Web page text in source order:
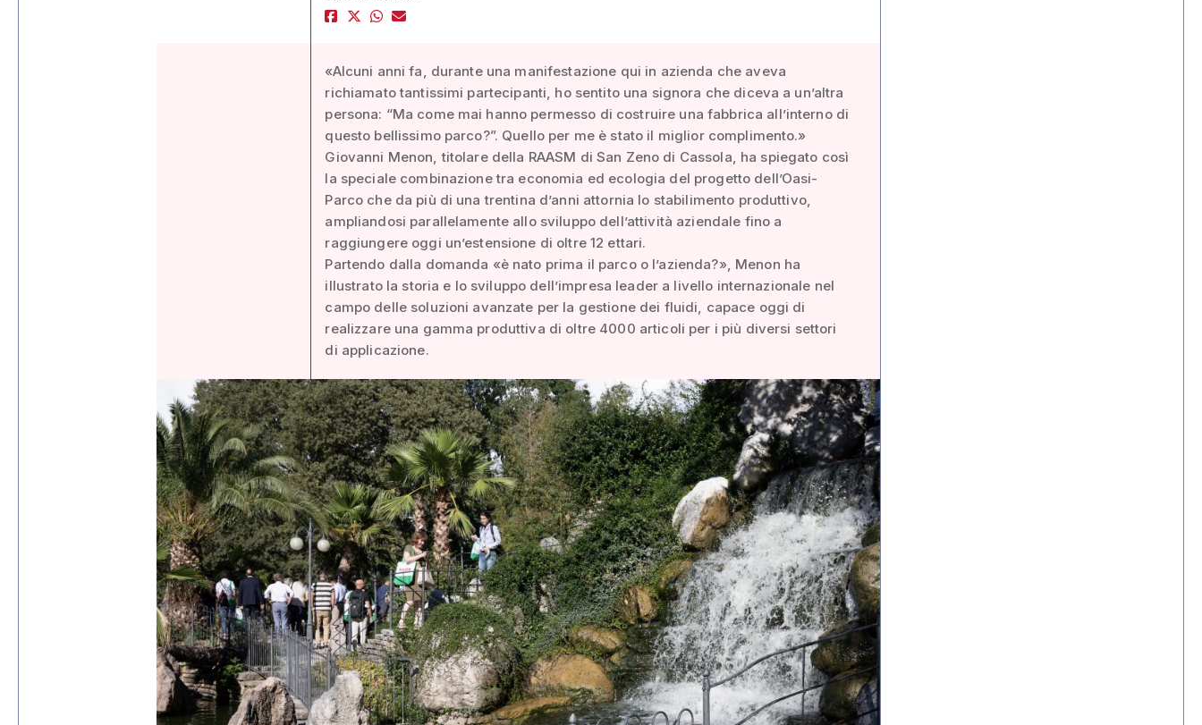
«Alcuni anni fa, durante una manifestazione qui in azienda che aveva
richiamato tantissimi partecipanti, ho sentito una signora che diceva a un’altra
persona: “Ma come mai hanno permesso di costruire una fabbrica all’interno di
questo bellissimo parco?”. Quello per me è stato il miglior complimento.»
Giovanni Menon, titolare della RAASM di San Zeno di Cassola, ha spiegato così
la speciale combinazione tra economia ed ecologia del progetto dell’Oasi-
Parco che da più di una trentina d’anni attornia lo stabilimento produttivo,
ampliandosi parallelamente allo sviluppo dell’attività aziendale fino a
raggiungere oggi un’estensione di oltre 12 ettari.
Partendo dalla domanda «è nato prima il parco o l’azienda?», Menon ha
illustrato la storia e lo sviluppo dell’impresa leader a livello internazionale nel
campo delle soluzioni avanzate per la gestione dei fluidi, capace oggi di
realizzare una gamma produttiva di oltre 4000 articoli per i più diversi settori
di applicazione.